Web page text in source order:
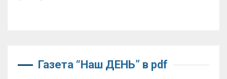
Газета “Наш ДЕНЬ” в pdf